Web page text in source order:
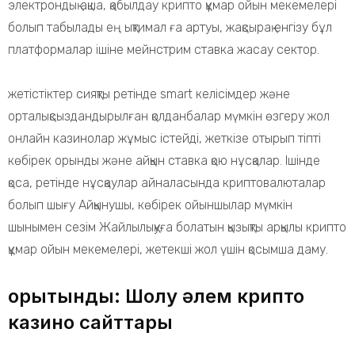
электрондық ақша, қабылдау крипто құмар ойын мекемелері
болып табылады ең ықтимал ға артуы, жақсырақ енгізу бұл
платформалар ішіне мейнстрим ставка жасау сектор.
жетістіктер сияқты ретінде smart келісімдер және
орталықсыздандырылған қолданбалар мүмкін өзгеру жол
онлайн казинолар жұмыс істейді, жеткізе отырып тіпті
көбірек орынды және айқын ставка қою нұсқалар. Ішінде
қоса, ретінде нұсқаулар айналасында криптовалюталар
болып шығу Айқынушы, көбірек ойыншылар мүмкін
шынымен сезім Жайлылықуға болатын қызықты арқылы крипто
құмар ойын мекемелері, жетекші жол үшін қосымша даму.
Қорытынды: Шолу әлем крипто
казино сайттары